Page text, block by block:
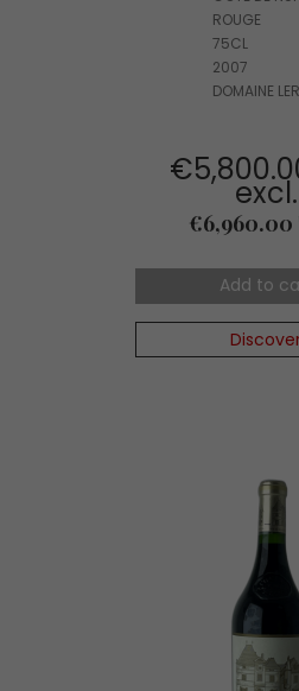
ROUGE
75CL
2007
DOMAINE
excl.
Price
€6,960.00
Add to